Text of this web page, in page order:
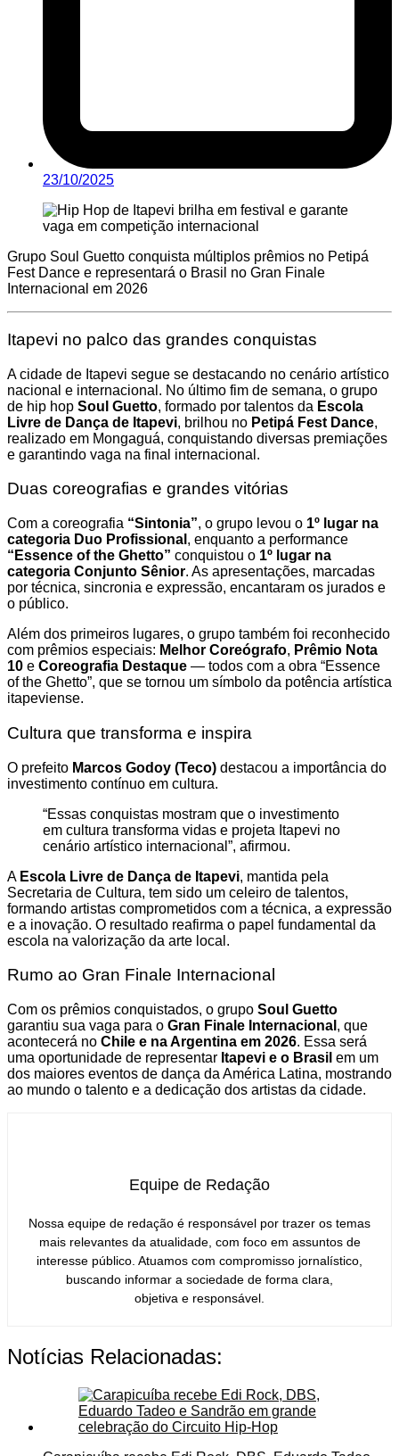
23/10/2025
Grupo Soul Guetto conquista múltiplos prêmios no Petipá
Fest Dance e representará o Brasil no Gran Finale
Internacional em 2026
Itapevi no palco das grandes conquistas
A cidade de Itapevi segue se destacando no cenário artístico
nacional e internacional. No último fim de semana, o grupo
de hip hop Soul Guetto, formado por talentos da Escola
Livre de Dança de Itapevi, brilhou no Petipá Fest Dance,
realizado em Mongaguá, conquistando diversas premiações
e garantindo vaga na final internacional.
Duas coreografias e grandes vitórias
Com a coreografia “Sintonia”, o grupo levou o 1º lugar na
categoria Duo Profissional , enquanto a performance
“Essence of the Ghetto” conquistou o 1º lugar na
categoria Conjunto Sênior. As apresentações, marcadas
por técnica, sincronia e expressão, encantaram os jurados e
o público.
Além dos primeiros lugares, o grupo também foi reconhecido
com prêmios especiais: Melhor Coreógrafo, Prêmio Nota
10 e Coreografia Destaque — todos com a obra “Essence
of the Ghetto”, que se tornou um símbolo da potência artística
itapeviense.
Cultura que transforma e inspira
O prefeito Marcos Godoy (Teco) destacou a importância do
investimento contínuo em cultura.
“Essas conquistas mostram que o investimento
em cultura transforma vidas e projeta Itapevi no
cenário artístico internacional”, afirmou.
A Escola Livre de Dança de Itapevi, mantida pela
Secretaria de Cultura, tem sido um celeiro de talentos,
formando artistas comprometidos com a técnica, a expressão
e a inovação. O resultado reafirma o papel fundamental da
escola na valorização da arte local.
Rumo ao Gran Finale Internacional
Com os prêmios conquistados, o grupo Soul Guetto
garantiu sua vaga para o Gran Finale Internacional , que
acontecerá no Chile e na Argentina em 2026. Essa será
uma oportunidade de representar Itapevi e o Brasil em um
dos maiores eventos de dança da América Latina, mostrando
ao mundo o talento e a dedicação dos artistas da cidade.
Equipe de Redação
Nossa equipe de redação é responsável por trazer os temas
mais relevantes da atualidade, com foco em assuntos de
interesse público. Atuamos com compromisso jornalístico,
buscando informar a sociedade de forma clara,
objetiva e responsável.
Notícias Relacionadas: